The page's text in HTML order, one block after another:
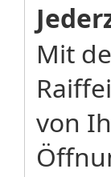
Mit
von